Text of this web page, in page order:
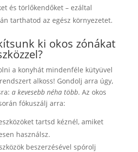
és törlőkendőket – ezáltal
tarthatod az egész környezetet.
ki okos zónákat
a konyhát mindenféle kütyüvel
alkoss! Gondolj arra úgy,
a kevesebb néha több. Az okos
fókuszálj arra:
tartsd kéznél, amiket
használsz.
beszerzésével spórolj